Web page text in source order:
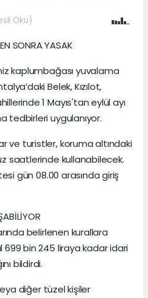
Oku)
SONRA YASAK
kaplumbağası yuvalama
Belek, Kızılot,
1 Mayıs'tan eylül ayı
tedbirleri uygulanıyor.
ve turistler, koruma altındaki
saatlerinde kullanabilecek.
gün 08.00 arasında giriş
belirlenen kurallara
699 bin 245 liraya kadar idari
bildirdi.
diğer tüzel kişiler